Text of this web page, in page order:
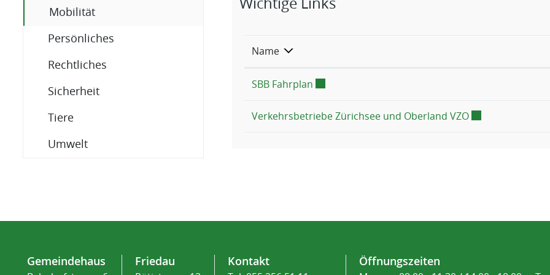
Mobilität(ausgewählt)
Persönliches
Rechtliches
Sicherheit
Tiere
Umwelt
Wichtige Links
Name
SBB Fahrplan
Verkehrsbetriebe Zürichsee und Oberland VZOExterner Link
Gemeindehaus Friedau Kontakt Öffnungszeiten